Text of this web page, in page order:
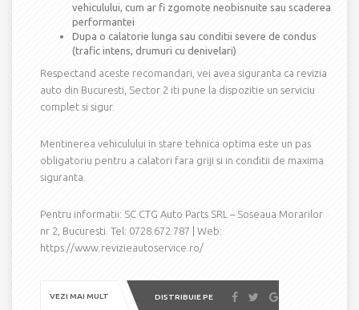
vehiculului, cum ar fi zgomote neobisnuite sau scaderea
performantei
Dupa o calatorie lunga sau conditii severe de condus
(trafic intens, drumuri cu denivelari)
Respectand aceste recomandari, vei avea siguranta ca revizia
auto din Bucuresti, Sector 2 iti pune la dispozitie un serviciu
complet si sigur.
Mentinerea vehiculului in stare tehnica optima este un pas
obligatoriu pentru a calatori fara griji si in conditii de maxima
siguranta.
Pentru informatii: SC CTG Auto Parts SRL – Soseaua Morarilor
nr 2, Bucuresti. Tel: 0728.672.787 | Web:
https://www.revizieautoservice.ro/
VEZI MAI MULT DISTRIBUIE PE